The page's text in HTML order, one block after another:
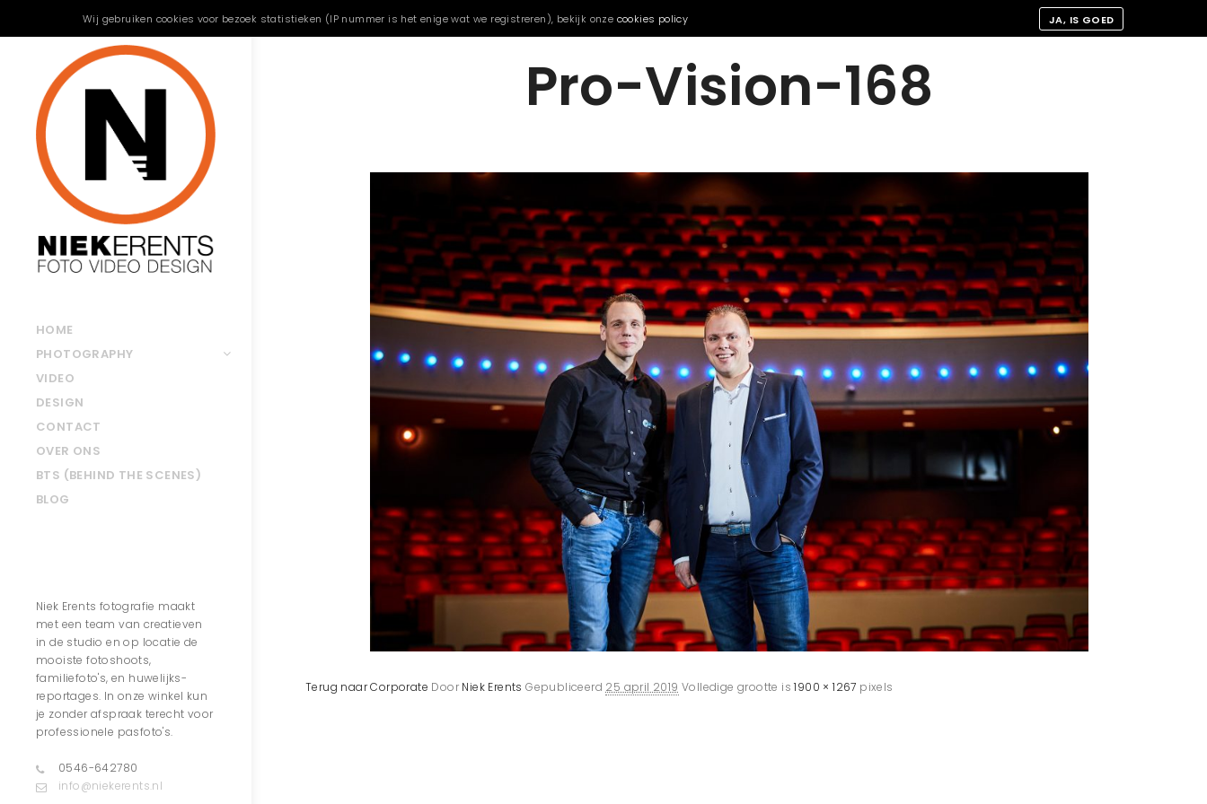
HOME
PHOTOGRAPHY
VIDEO
DESIGN
CONTACT
OVER ONS
BTS (BEHIND THE SCENES)
BLOG
Niek Erents fotografie maakt
met een team van creatieven
in de studio en op locatie de
mooiste fotoshoots,
familiefoto's, en huwelijks-
reportages. In onze winkel kun
je zonder afspraak terecht voor
professionele pasfoto's.
0546-642780
info@niekerents.nl
Pro-Vision-168
Terug naar Corporate Door Niek Erents Gepubliceerd 25 april 2019 Volledige grootte is1900 × 1267 pixels
Wij gebruiken cookies voor bezoek statistieken (IP nummer is het enige wat we registreren), bekijk onze cookies policy JA, IS GOED